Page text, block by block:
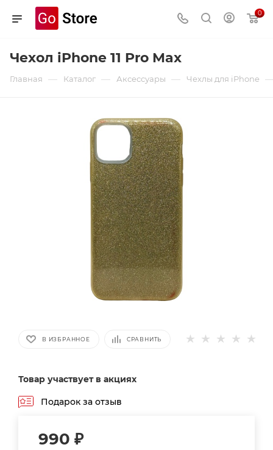
0
Чехол iPhone 11 Pro Max
Главная — Каталог — Аксессуары — Чехлы для iPhone
В ИЗБРАННОЕ СРАВНИТЬ
Товар участвует в акциях
Подарок за отзыв
990 ₽